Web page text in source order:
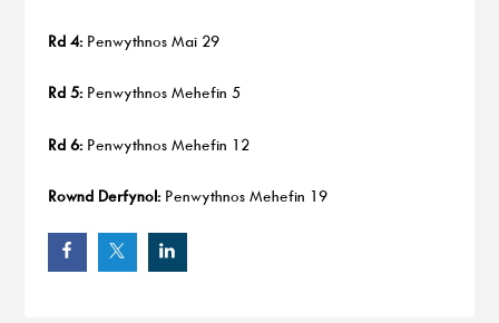
Rd 4:Penwythnos Mai 29
Rd 5:Penwythnos Mehefin 5
Rd 6:Penwythnos Mehefin 12
Rownd Derfynol:Penwythnos Mehefin 19